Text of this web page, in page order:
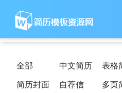
全部 中文简历 表格
简历封面 自荐信 多页